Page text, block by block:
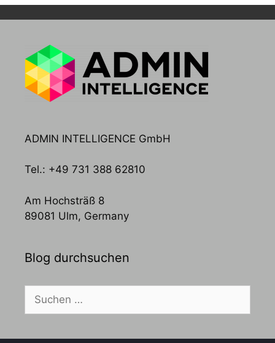
ADMIN INTELLIGENCE GmbH
Tel.: +49 731 388 62810
Am Hochsträß 8
89081 Ulm, Germany
Blog durchsuchen
nach: